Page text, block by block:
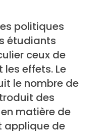
politiques
étudiants
ceux de
les effets. Le
le nombre de
des
matière de
applique de